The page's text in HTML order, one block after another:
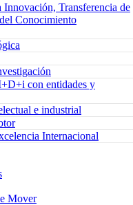
Innovación, Transferencia de
Conocimiento
con entidades y
e industrial
Internacional
Mover